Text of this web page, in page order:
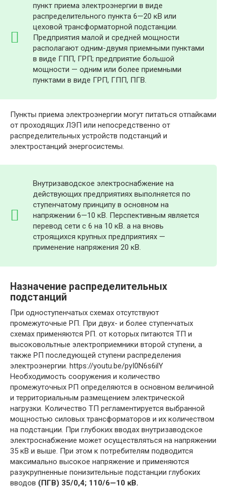
пункт приема электроэнергии в виде
распределительного пункта 6—20 кВ или
цеховой трансформаторной подстанции.
Предприятия малой и средней мощности
располагают одним-двумя приемными пунктами
в виде ГПП, ГРП; предприятие большой
мощности — одним или более приемными
пунктами в виде ГРП, ГПП, ПГВ.
Пункты приема электроэнергии могут питаться отпайками
от проходящих ЛЭП или непосредственно от
распределительных устройств подстанций и
электростанций энергосистемы.
Внутризаводское электроснабжение на
действующих предприятиях выполняется по
ступенчатому принципу в основном на
напряжении 6—10 кВ. Перспективным является
перевод сети с 6 на 10 кВ. а на вновь
строящихся крупных предприятиях —
применение напряжения 20 кВ.
Назначение распределительных
подстанций
При одноступенчатых схемах отсутствуют
промежуточные РП. При двух- и более ступенчатых
схемах применяются РП. от которых питаются ТП и
высоковольтные электроприемники второй ступени, а
также РП последующей ступени распределения
электроэнергии. https://youtu.be/pyI0N6s6ilY
Необходимость сооружения и количество
промежуточных РП определяются в основном величиной
и территориальным размещением электрической
нагрузки. Количество ТП регламентируется выбранной
мощностью силовых трансформаторов и их количеством
на подстанции. При глубоких вводах внутризаводское
электроснабжение может осуществляться на напряжении
35 кВ и выше. При этом к потребителям подводится
максимально высокое напряжение и применяются
разукрупненные понизительные подстанции глубоких
вводов (ПГВ) 35/0,4; 110/6—10 кВ.